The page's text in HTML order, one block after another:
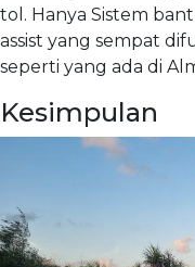
tol. Hanya Sistem
assist yang sempat
seperti yang ada di
Kesimpulan